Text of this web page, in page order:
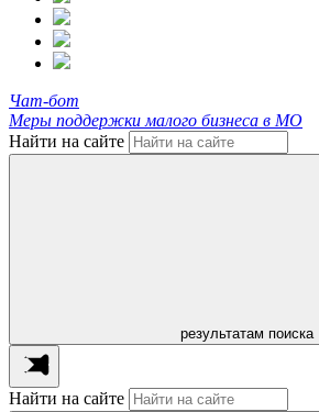
Чат-бот
Меры поддержки малого бизнеса в МО
Найти на сайте
результатам поиска
Найти на сайте